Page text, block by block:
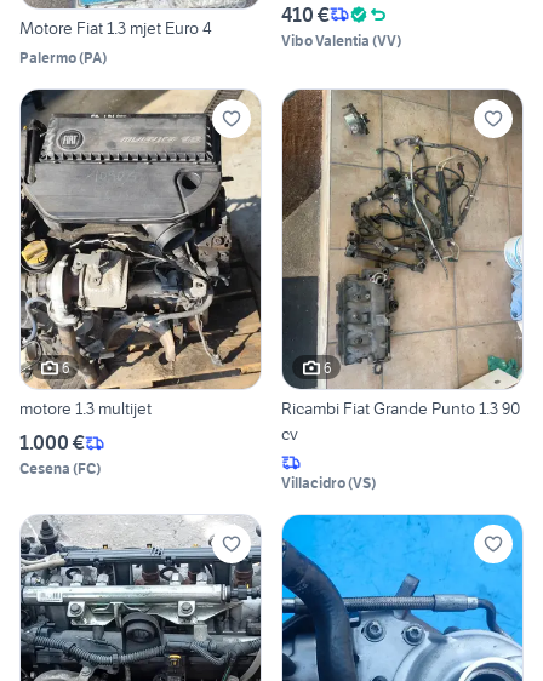
Motore Fiat 1.3 mjet Euro 4
Palermo(PA)
410 €
Vibo Valentia (VV)
6
motore 1.3 multijet
1.000 €
Cesena (FC)
6
Ricambi Fiat Grande Punto 1.3 90
cv
Villacidro(VS)